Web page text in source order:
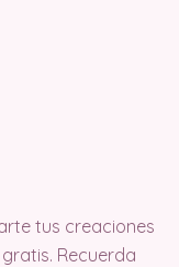
tus creaciones
Recuerda